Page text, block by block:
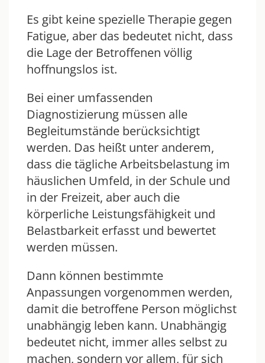
Es gibt keine spezielle Therapie gegen
Fatigue, aber das bedeutet nicht, dass
die Lage der Betroffenen völlig
hoffnungslos ist.
Bei einer umfassenden
Diagnostizierung müssen alle
Begleitumstände berücksichtigt
werden. Das heißt unter anderem,
dass die tägliche Arbeitsbelastung im
häuslichen Umfeld, in der Schule und
in der Freizeit, aber auch die
körperliche Leistungsfähigkeit und
Belastbarkeit erfasst und bewertet
werden müssen.
Dann können bestimmte
Anpassungen vorgenommen werden,
damit die betroffene Person möglichst
unabhängig leben kann. Unabhängig
bedeutet nicht, immer alles selbst zu
machen, sondern vor allem, für sich